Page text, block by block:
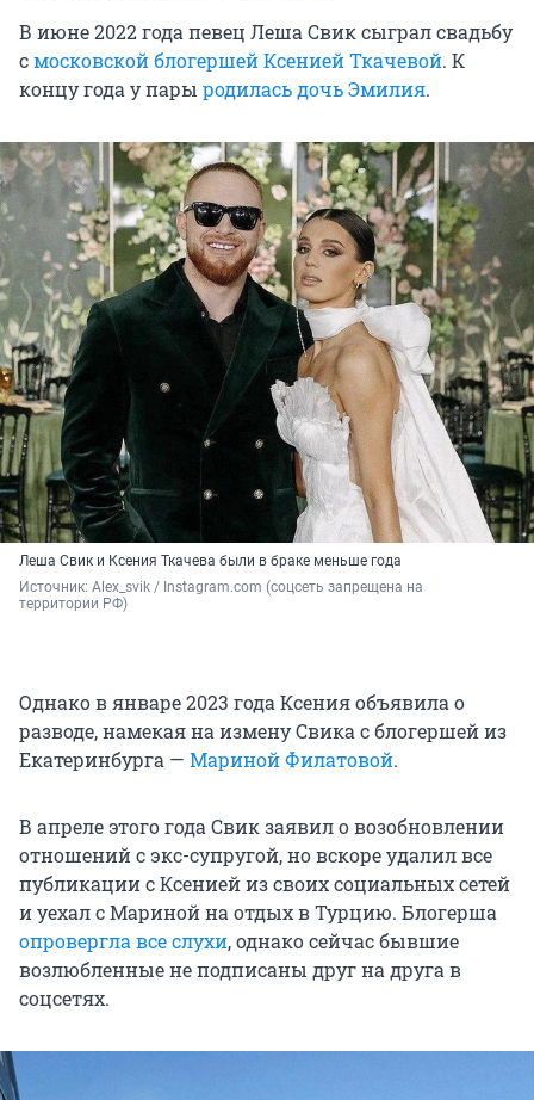
В июне 2022 года певец Леша Свик сыграл свадьбу
смосковской блогершей Ксенией Ткачевой. К
концу года у пары родилась дочь Эмилия.
Леша Свик и Ксения Ткачева были в браке меньше года
Источник: Alex_svik / Instagram.com (соцсеть запрещена на
территории РФ)
Однако в январе 2023 года Ксения объявила о
разводе, намекая на измену Свика с блогершей из
Екатеринбурга — Мариной Филатовой.
В апреле этого года Свик заявил о возобновлении
отношений с экс-супругой, но вскоре удалил все
публикации с Ксенией из своих социальных сетей
и уехал с Мариной на отдых в Турцию. Блогерша
опровергла все слухи, однако сейчас бывшие
возлюбленные не подписаны друг на друга в
соцсетях.